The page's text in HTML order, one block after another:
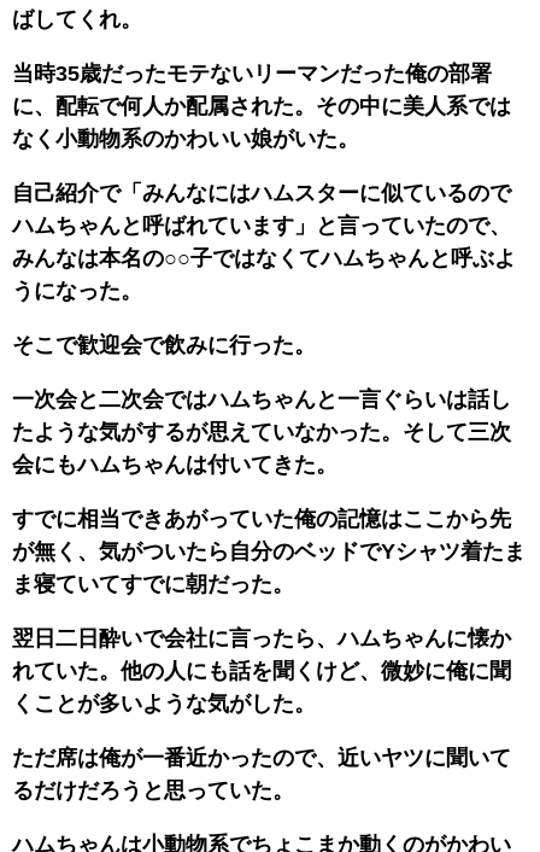
ばしてくれ。
当時35歳だったモテないリーマンだった俺の部署
に、配転で何人か配属された。その中に美人系では
なく小動物系のかわいい娘がいた。
自己紹介で「みんなにはハムスターに似ているので
ハムちゃんと呼ばれています」と言っていたので、
みんなは本名の○○子ではなくてハムちゃんと呼ぶよ
うになった。
そこで歓迎会で飲みに行った。
一次会と二次会ではハムちゃんと一言ぐらいは話し
たような気がするが思えていなかった。そして三次
会にもハムちゃんは付いてきた。
すでに相当できあがっていた俺の記憶はここから先
が無く、気がついたら自分のベッドでYシャツ着たま
ま寝ていてすでに朝だった。
翌日二日酔いで会社に言ったら、ハムちゃんに懐か
れていた。他の人にも話を聞くけど、微妙に俺に聞
くことが多いような気がした。
ただ席は俺が一番近かったので、近いヤツに聞いて
るだけだろうと思っていた。
ハムちゃんは小動物系でちょこまか動くのがかわい